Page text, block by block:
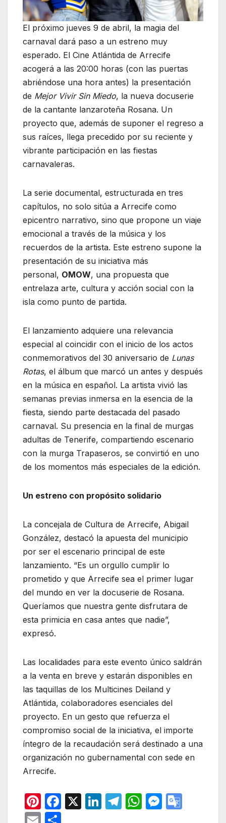
El próximo jueves 9 de abril, la magia del
carnaval dará paso a un estreno muy
esperado. El Cine Atlántida de Arrecife
acogerá a las 20:00 horas (con las puertas
abriéndose una hora antes) la presentación
de Mejor Vivir Sin Miedo, la nueva docuserie
de la cantante lanzaroteña Rosana. Un
proyecto que, además de suponer el regreso a
sus raíces, llega precedido por su reciente y
vibrante participación en las fiestas
carnavaleras.
La serie documental, estructurada en tres
capítulos, no solo sitúa a Arrecife como
epicentro narrativo, sino que propone un viaje
emocional a través de la música y los
recuerdos de la artista. Este estreno supone la
presentación de su iniciativa más
personal, OMOW, una propuesta que
entrelaza arte, cultura y acción social con la
isla como punto de partida.
El lanzamiento adquiere una relevancia
especial al coincidir con el inicio de los actos
conmemorativos del 30 aniversario de Lunas
Rotas, el álbum que marcó un antes y después
en la música en español. La artista vivió las
semanas previas inmersa en la esencia de la
fiesta, siendo parte destacada del pasado
carnaval. Su presencia en la final de murgas
adultas de Tenerife, compartiendo escenario
con la murga Trapaseros, se convirtió en uno
de los momentos más especiales de la edición.
Un estreno con propósito solidario
La concejala de Cultura de Arrecife, Abigail
González, destacó la apuesta del municipio
por ser el escenario principal de este
lanzamiento. “Es un orgullo cumplir lo
prometido y que Arrecife sea el primer lugar
del mundo en ver la docuserie de Rosana.
Queríamos que nuestra gente disfrutara de
esta primicia en casa antes que nadie”,
expresó.
Las localidades para este evento único saldrán
a la venta en breve y estarán disponibles en
las taquillas de los Multicines Deiland y
Atlántida, colaboradores esenciales del
proyecto. En un gesto que refuerza el
compromiso social de la iniciativa, el importe
íntegro de la recaudación será destinado a una
organización no gubernamental con sede en
Arrecife.
Pi
nt
F
X
Li T
W M